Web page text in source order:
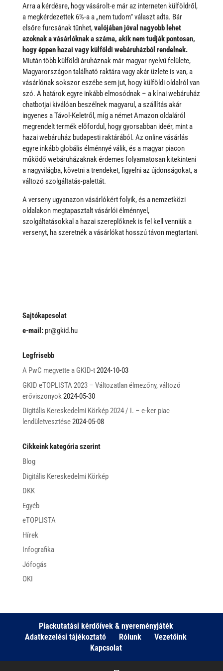
Arra a kérdésre, hogy vásárolt-e már az interneten külföldről,
a megkérdezettek 6%-a a „nem tudom” választ adta. Bár
elsőre furcsának tűnhet,valójában jóval nagyobb lehet
azoknak a vásárlóknak a száma, akik nem tudják pontosan,
hogy éppen hazai vagy külföldi webáruházból rendelnek.
Miután több külföldi áruháznak már magyar nyelvű felülete,
Magyarországon található raktára vagy akár üzlete is van, a
vásárlónak sokszor eszébe sem jut, hogy külföldi oldalról van
szó. A határok egyre inkább elmosódnak – a kínai webáruház
chatbotjai kiválóan beszélnek magyarul, a szállítás akár
ingyenes a Távol-Keletről, míg a német Amazon oldaláról
megrendelt termék előfordul, hogy gyorsabban ideér, mint a
hazai webáruház budapesti raktárából. Az online vásárlás
egyre inkább globális élménnyé válik, és a magyar piacon
működő webáruházaknak érdemes folyamatosan kitekinteni
a nagyvilágba, követni a trendeket, figyelni az újdonságokat, a
változó szolgáltatás-palettát.
A verseny ugyanazon vásárlókért folyik, és a nemzetközi
oldalakon megtapasztalt vásárlói élménnyel,
szolgáltatásokkal a hazai szereplőknek is fel kell venniük a
versenyt, ha szeretnék a vásárlókat hosszú távon megtartani.
Sajtókapcsolat
e-mail:pr@gkid.hu
Legfrisebb
A PwC megvette a GKID-t2024-10-03
GKID eTOPLISTA 2023 – Változatlan élmezőny, változó
erőviszonyok 2024-05-30
Digitális Kereskedelmi Körkép 2024 / I. – e-ker piac
lendületvesztése2024-05-08
Cikkeink kategória szerint
Blog
Digitális Kereskedelmi Körkép
DKK
Egyéb
eTOPLISTA
Hírek
Infografika
Jófogás
OKI
Piackutatási kérdőívek & nyereményjáték
Adatkezelési tájékoztató
Rólunk
Vezetőink
Kapcsolat